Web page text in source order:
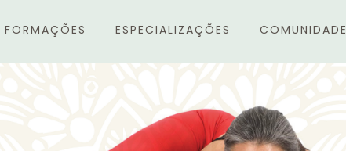
FORMAÇÕES ESPECIALIZAÇÕES COMUNIDADE